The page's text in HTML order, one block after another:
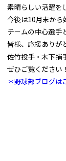
ニュース
試合予定
素晴らしい活躍を
今後は10月末から
チームの中心選手
皆様、応援ありが
佐竹投手・木下捕
ぜひご覧ください！
＊野球部ブログは